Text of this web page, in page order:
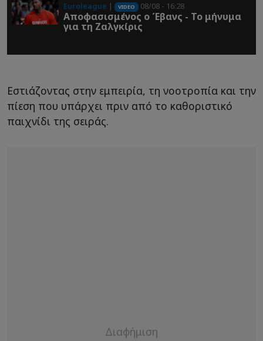
Euroleague | VIDEO 08/08 - 16:28
Αποφασισμένος ο Έβανς - Το μήνυμα
για τη Ζαλγκίρις
Εστιάζοντας στην εμπειρία, τη νοοτροπία και την
πίεση που υπάρχει πριν από το καθοριστικό
παιχνίδι της σειράς.